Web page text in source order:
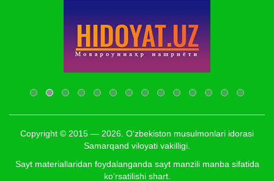
Copyright © 2015 — 2026. O‘zbekiston musulmonlari idorasi
Samarqand viloyati vakilligi.
Sayt materiallaridan foydalanganda sayt manzili manba sifatida
ko‘rsatilishi shart.